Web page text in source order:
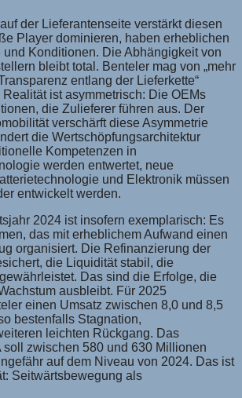
der Lieferantenseite verstärkt diesen
Player dominieren, haben erheblichen
und Konditionen. Die Abhängigkeit von
bleibt total. Benteler mag von „mehr
entlang der Lieferkette“
ist asymmetrisch: Die OEMs
die Zulieferer führen aus. Der
verschärft diese Asymmetrie
die Wertschöpfungsarchitektur
Kompetenzen in
werden entwertet, neue
und Elektronik müssen
entwickelt werden.
2024 ist insofern exemplarisch: Es
das mit erheblichem Aufwand einen
organisiert. Die Refinanzierung der
die Liquidität stabil, die
Das sind die Erfolge, die
ausbleibt. Für 2025
einen Umsatz zwischen 8,0 und 8,5
bestenfalls Stagnation,
leichten Rückgang. Das
soll zwischen 580 und 630 Millionen
auf dem Niveau von 2024. Das ist
Seitwärtsbewegung als